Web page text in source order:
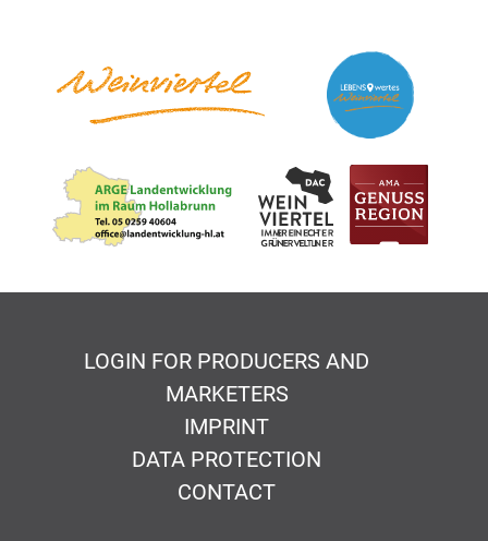
LOGIN FOR PRODUCERS AND
MARKETERS
IMPRINT
DATA PROTECTION
CONTACT